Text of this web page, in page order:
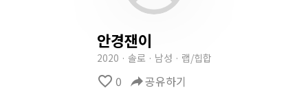
안경잰이
2020 · 솔로 · 남성 · 랩/힙합
favorite_border 0 reply공유하기